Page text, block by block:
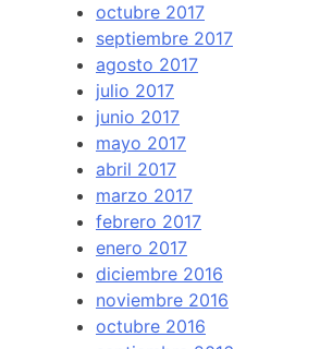
octubre 2017
septiembre 2017
agosto 2017
julio 2017
junio 2017
mayo 2017
abril 2017
marzo 2017
febrero 2017
enero 2017
diciembre 2016
noviembre 2016
octubre 2016